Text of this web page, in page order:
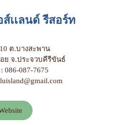
ส์เเลนด์ รีสอร์ท
ต.บางสะพาน
ย จ.ประจวบคีรีขันธ์
086-087-7675